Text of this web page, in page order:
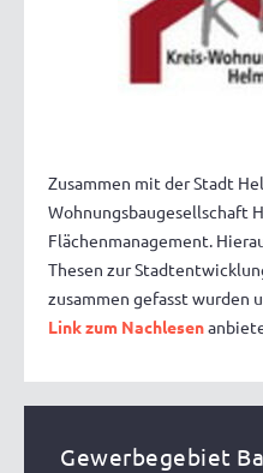
Zusammen mit der Stadt
Wohnungsbaugesellschaft
Flächenmanagement.
Thesen zur
zusammen gefasst wurden
Link zum Nachlesen
Gewerbegebiet